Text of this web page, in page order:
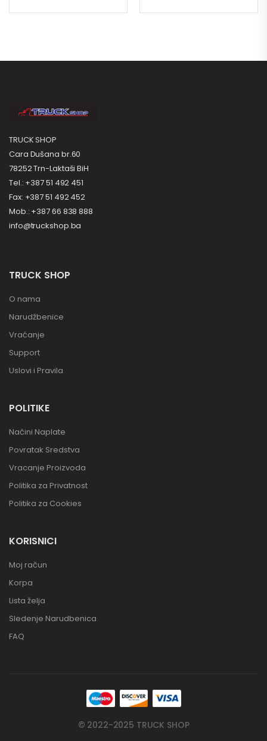
TRUCK SHOP
Cara Dušana br.60
78252 Trn-Laktaši BiH
Tel.: +387 51 492 451
Fax: +387 51 492 452
Mob.: +387 66 838 888
info@truckshop.ba
TRUCK SHOP
O nama
Narudžbenice
Vraćanje
Support
Uslovi i Pravila
POLITIKE
Načini Naplate
Povratak Sredstva
Vracanje Proizvoda
Politika za Privatnost
Politika za Cookies
KORISNICI
Moj račun
Korpa
Lista želja
Sledenje Narudbenica
FAQ
© 2022-2025 TRUCK SHOP